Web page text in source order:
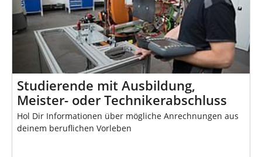
Studierende mit Ausbildung,
Meister- oder Technikerabschluss
Hol Dir Informationen über mögliche Anrechnungen aus
deinem beruflichen Vorleben